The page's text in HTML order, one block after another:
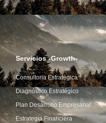
Servicios -Growth-
Consultoria Estratégica
Diagnóstico Estratégico
Plan Desarrollo Empresarial
Estrategia Financiera